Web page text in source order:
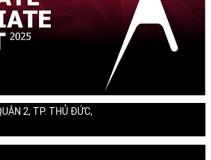
2, TP. THỦ ĐỨC,